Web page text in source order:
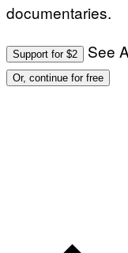
documentaries.
Support for $2 See
Or, continue for free